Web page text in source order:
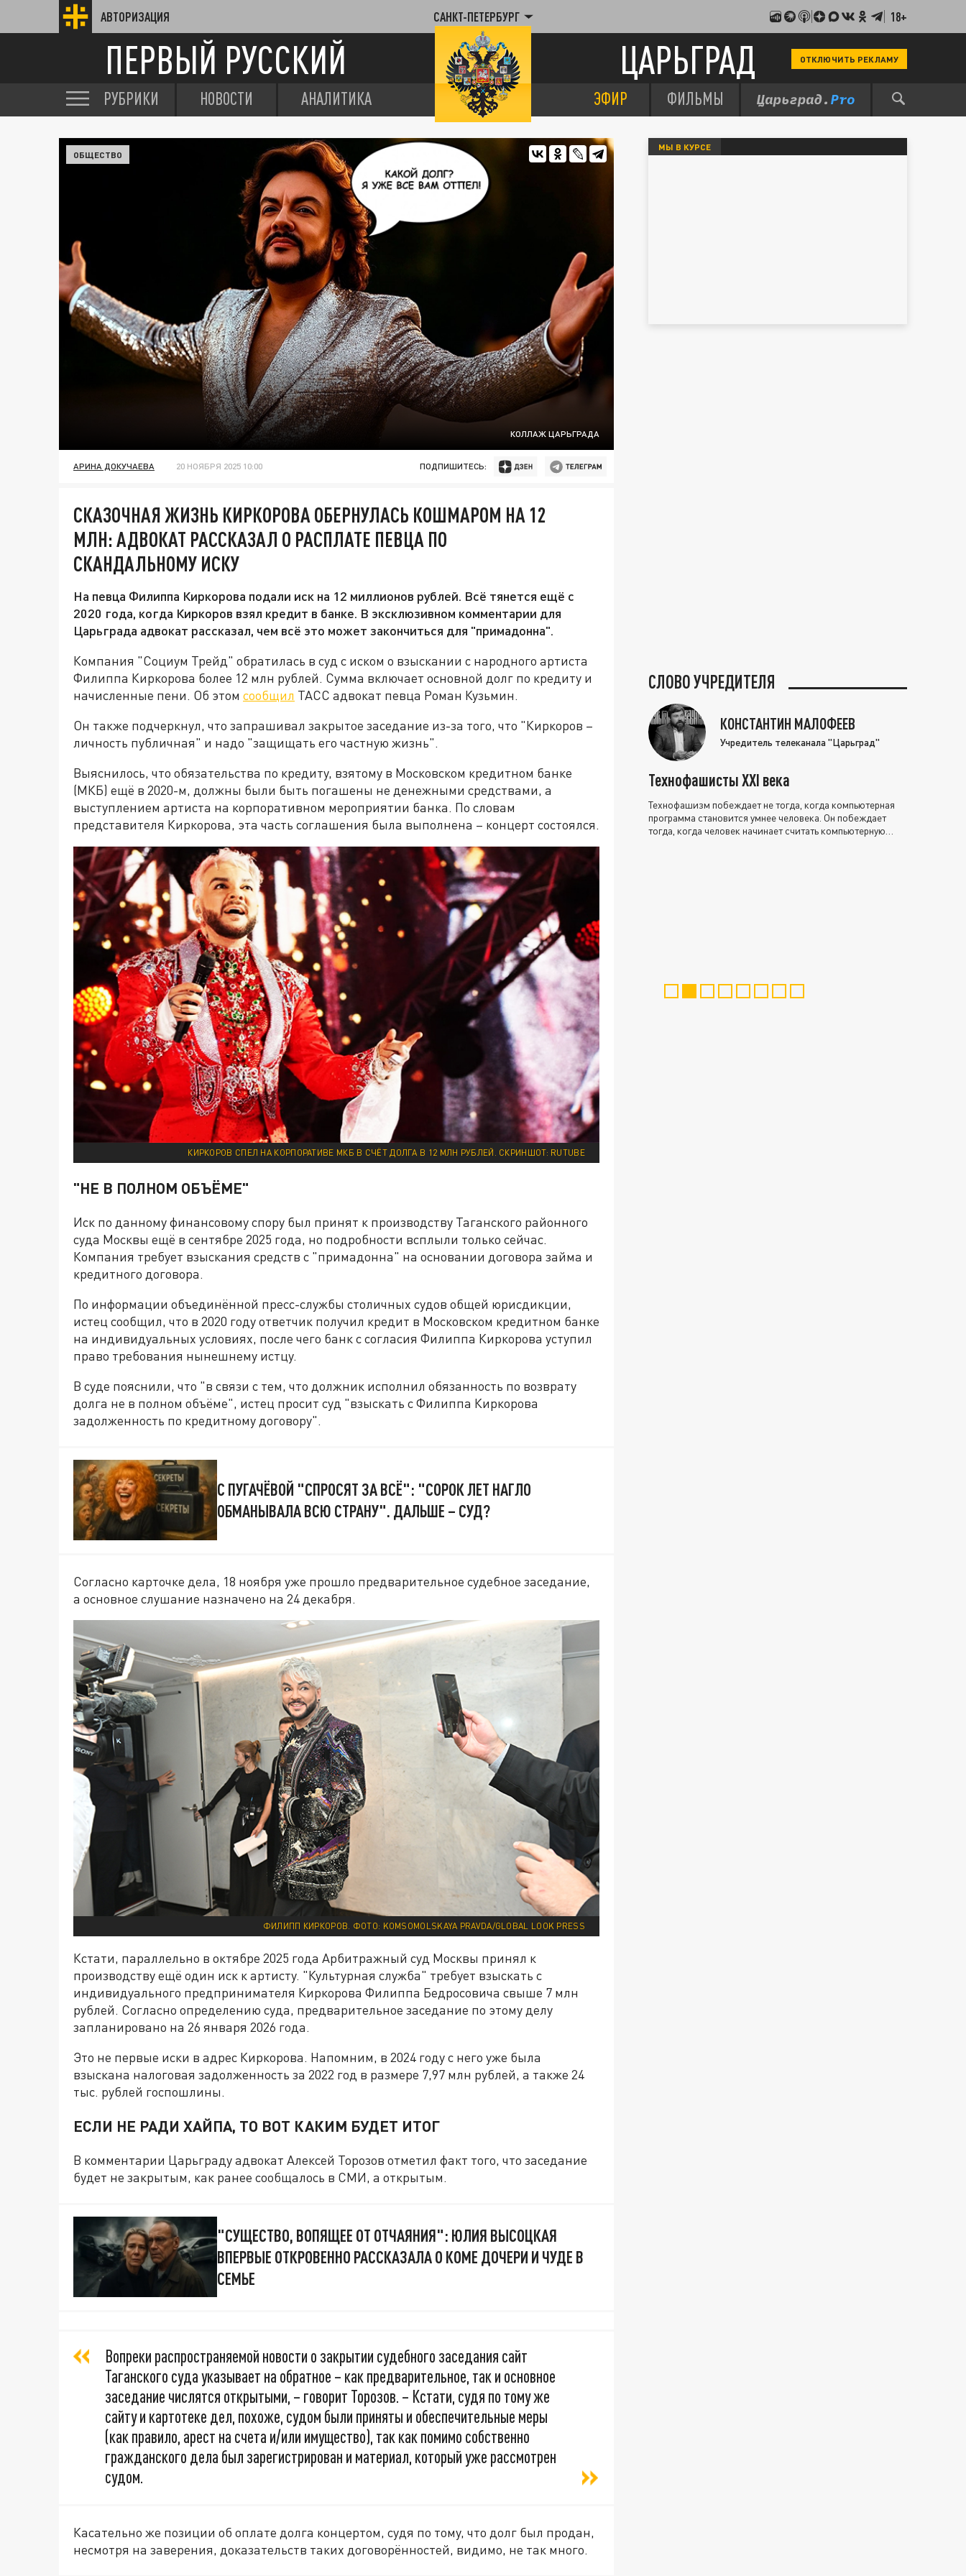
АВТОРИЗАЦИЯ САНКТ-ПЕТЕРБУРГ 18+
ПЕРВЫЙ РУССКИЙ ЦАРЬГРАД ОТКЛЮЧИТЬ РЕКЛАМУ
РУБРИКИ НОВОСТИ АНАЛИТИКА ЭФИР ФИЛЬМЫ
КОЛЛАЖ ЦАРЬГРАДА
ОБЩЕСТВО
АРИНА ДОКУЧАЕВА 20 НОЯБРЯ 2025 10:00 ПОДПИШИТЕСЬ:
СКАЗОЧНАЯ ЖИЗНЬ КИРКОРОВА ОБЕРНУЛАСЬ КОШМАРОМ НА 12
МЛН: АДВОКАТ РАССКАЗАЛ О РАСПЛАТЕ ПЕВЦА ПО
СКАНДАЛЬНОМУ ИСКУ
На певца Филиппа Киркорова подали иск на 12 миллионов рублей. Всё тянется ещё с
2020 года, когда Киркоров взял кредит в банке. В эксклюзивном комментарии для
Царьграда адвокат рассказал, чем всё это может закончиться для "примадонна".
Компания "Социум Трейд" обратилась в суд с иском о взыскании с народного артиста
Филиппа Киркорова более 12 млн рублей. Сумма включает основной долг по кредиту и
начисленные пени. Об этом сообщил ТАСС адвокат певца Роман Кузьмин.
Он также подчеркнул, что запрашивал закрытое заседание из-за того, что "Киркоров –
личность публичная" и надо "защищать его частную жизнь".
Выяснилось, что обязательства по кредиту, взятому в Московском кредитном банке
(МКБ) ещё в 2020-м, должны были быть погашены не денежными средствами, а
выступлением артиста на корпоративном мероприятии банка. По словам
представителя Киркорова, эта часть соглашения была выполнена – концерт состоялся.
КИРКОРОВ СПЕЛ НА КОРПОРАТИВЕ МКБ В СЧЁТ ДОЛГА В 12 МЛН РУБЛЕЙ. СКРИНШОТ: RUTUBE
"НЕ В ПОЛНОМ ОБЪЁМЕ"
Иск по данному финансовому спору был принят к производству Таганского районного
суда Москвы ещё в сентябре 2025 года, но подробности всплыли только сейчас.
Компания требует взыскания средств с "примадонна" на основании договора займа и
кредитного договора.
По информации объединённой пресс-службы столичных судов общей юрисдикции,
истец сообщил, что в 2020 году ответчик получил кредит в Московском кредитном банке
на индивидуальных условиях, после чего банк с согласия Филиппа Киркорова уступил
право требования нынешнему истцу.
В суде пояснили, что "в связи с тем, что должник исполнил обязанность по возврату
долга не в полном объёме", истец просит суд "взыскать с Филиппа Киркорова
задолженность по кредитному договору".
С ПУГАЧЁВОЙ "СПРОСЯТ ЗА ВСЁ": "СОРОК ЛЕТ НАГЛО
ОБМАНЫВАЛА ВСЮ СТРАНУ". ДАЛЬШЕ – СУД?
Согласно карточке дела, 18 ноября уже прошло предварительное судебное заседание,
а основное слушание назначено на 24 декабря.
ФИЛИПП КИРКОРОВ. ФОТО: KOMSOMOLSKAYA PRAVDA/GLOBAL LOOK PRESS
Кстати, параллельно в октябре 2025 года Арбитражный суд Москвы принял к
производству ещё один иск к артисту. "Культурная служба" требует взыскать с
индивидуального предпринимателя Киркорова Филиппа Бедросовича свыше 7 млн
рублей. Согласно определению суда, предварительное заседание по этому делу
запланировано на 26 января 2026 года.
Это не первые иски в адрес Киркорова. Напомним, в 2024 году с него уже была
взыскана налоговая задолженность за 2022 год в размере 7,97 млн рублей, а также 24
тыс. рублей госпошлины.
ЕСЛИ НЕ РАДИ ХАЙПА, ТО ВОТ КАКИМ БУДЕТ ИТОГ
В комментарии Царьграду адвокат Алексей Торозов отметил факт того, что заседание
будет не закрытым, как ранее сообщалось в СМИ, а открытым.
"СУЩЕСТВО, ВОПЯЩЕЕ ОТ ОТЧАЯНИЯ": ЮЛИЯ ВЫСОЦКАЯ
ВПЕРВЫЕ ОТКРОВЕННО РАССКАЗАЛА О КОМЕ ДОЧЕРИ И ЧУДЕ В
СЕМЬЕ
Вопреки распространяемой новости о закрытии судебного заседания сайт
Таганского суда указывает на обратное – как предварительное, так и основное
заседание числятся открытыми, – говорит Торозов. – Кстати, судя по тому же
сайту и картотеке дел, похоже, судом были приняты и обеспечительные меры
(как правило, арест на счета и/или имущество), так как помимо собственно
гражданского дела был зарегистрирован и материал, который уже рассмотрен
судом.
Касательно же позиции об оплате долга концертом, судя по тому, что долг был продан,
несмотря на заверения, доказательств таких договорённостей, видимо, не так много.
МЫ В КУРСЕ
СЛОВО УЧРЕДИТЕЛЯ
КОНСТАНТИН МАЛОФЕЕВ
Учредитель телеканала "Царьград"
Технофашисты XXI века
Технофашизм побеждает не тогда, когда компьютерная
программа становится умнее человека. Он побеждает
тогда, когда человек начинает считать компьютерную